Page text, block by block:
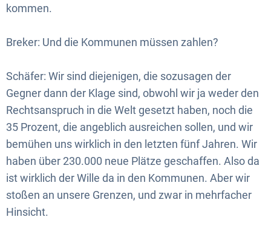
kommen.
Breker: Und die Kommunen müssen zahlen?
Schäfer: Wir sind diejenigen, die sozusagen der
Gegner dann der Klage sind, obwohl wir ja weder den
Rechtsanspruch in die Welt gesetzt haben, noch die
35 Prozent, die angeblich ausreichen sollen, und wir
bemühen uns wirklich in den letzten fünf Jahren. Wir
haben über 230.000 neue Plätze geschaffen. Also da
ist wirklich der Wille da in den Kommunen. Aber wir
stoßen an unsere Grenzen, und zwar in mehrfacher
Hinsicht.